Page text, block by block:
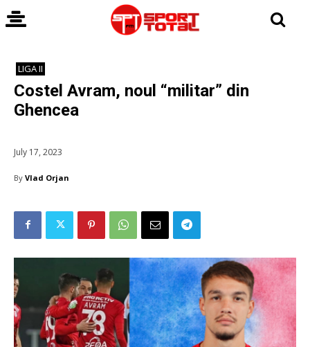
LIGA II
Costel Avram, noul “militar” din
Ghencea
July 17, 2023
By Vlad Orjan